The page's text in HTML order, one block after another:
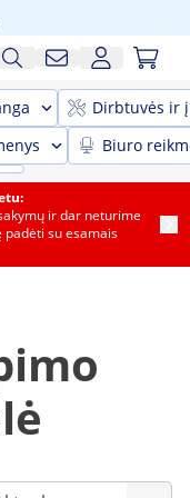
Dirbtuvės ir
Biuro
ir dar neturime
su esamais